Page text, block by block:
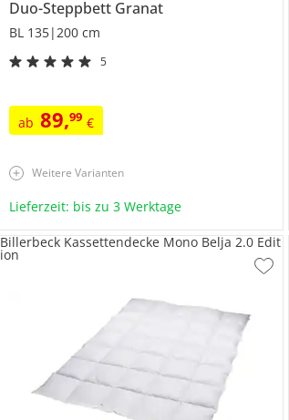
Duo-Steppbett Granat
BL 135|200 cm
5
ab 89,99 €
Weitere Varianten
Lieferzeit: bis zu 3 Werktage
Billerbeck Kassettendecke Mono Belja 2.0 Edit
ion